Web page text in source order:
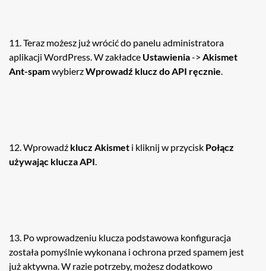
11. Teraz możesz już wrócić do panelu administratora
aplikacji WordPress. W zakładce Ustawienia-> Akismet
Ant-spamwybierzWprowadź klucz do API ręcznie.
12. Wprowadź klucz Akismet i kliknij w przycisk Połącz
używając klucza API.
13. Po wprowadzeniu klucza podstawowa konfiguracja
została pomyślnie wykonana i ochrona przed spamem jest
już aktywna. W razie potrzeby, możesz dodatkowo